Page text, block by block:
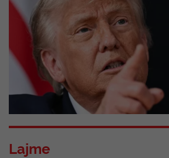
Lajme